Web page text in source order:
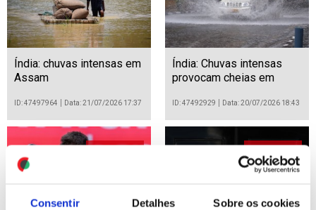
Consentir Detalhes Sobre os cookies
Índia: chuvas intensas em
Assam
ID: 47497964 Data: 21/07/2026 17:37
Índia: Chuvas intensas
provocam cheias em
ID: 47492929 Data: 20/07/2026 18:43